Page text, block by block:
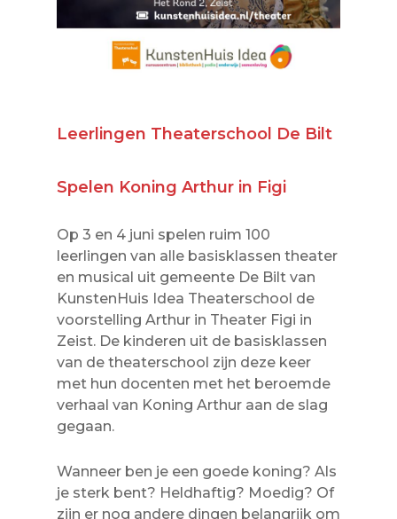
Leerlingen Theaterschool De Bilt
Spelen Koning Arthur in Figi
Op 3 en 4 juni spelen ruim 100
leerlingen van alle basisklassen theater
en musical uit gemeente De Bilt van
KunstenHuis Idea Theaterschool de
voorstelling Arthur in Theater Figi in
Zeist. De kinderen uit de basisklassen
van de theaterschool zijn deze keer
met hun docenten met het beroemde
verhaal van Koning Arthur aan de slag
gegaan.
Wanneer ben je een goede koning? Als
je sterk bent? Heldhaftig? Moedig? Of
zijn er nog andere dingen belangrijk om